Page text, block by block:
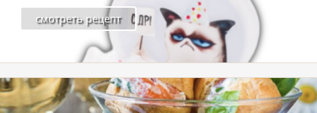
смотреть рецепт